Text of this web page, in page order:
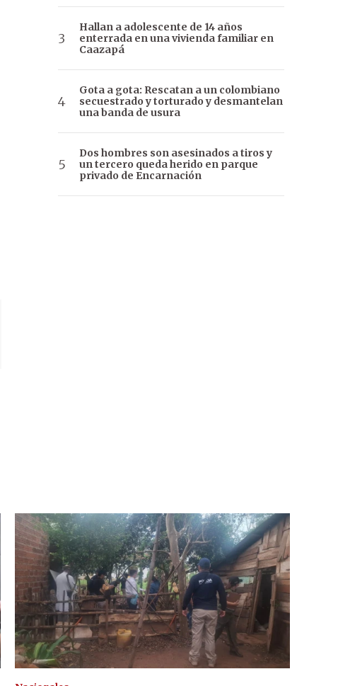
Hallan a adolescente de 14 años
enterrada en una vivienda familiar en
Caazapá
Gota a gota: Rescatan a un colombiano
secuestrado y torturado y desmantelan
una banda de usura
Dos hombres son asesinados a tiros y
un tercero queda herido en parque
privado de Encarnación